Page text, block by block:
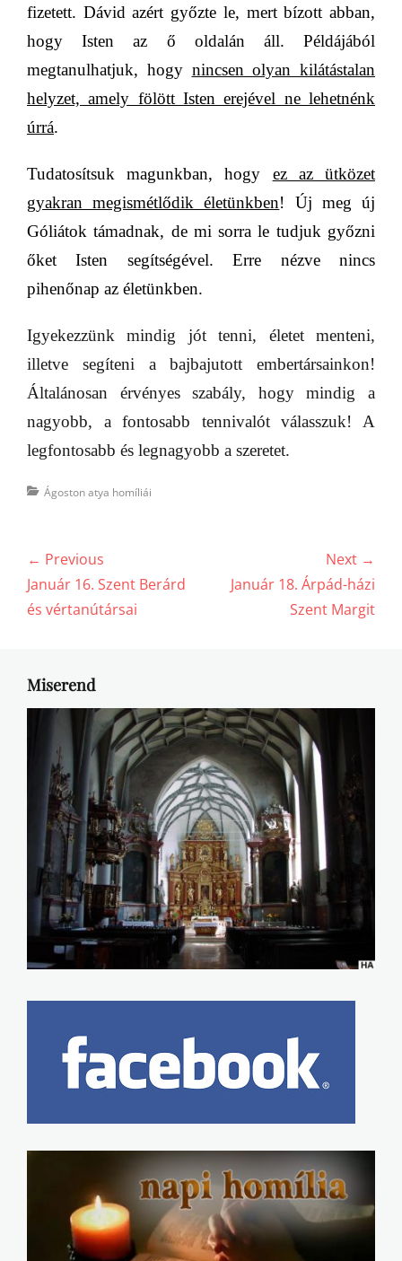
fizetett. Dávid azért győzte le, mert bízott abban,
hogy Isten az ő oldalán áll. Példájából
megtanulhatjuk, hogy nincsen olyan kilátástalan
helyzet, amely fölött Isten erejével ne lehetnénk
úrrá.
Tudatosítsuk magunkban, hogy ez az ütközet
gyakran megismétlődik életünkben! Új meg új
Góliátok támadnak, de mi sorra le tudjuk győzni
őket Isten segítségével. Erre nézve nincs
pihenőnap az életünkben.
Igyekezzünk mindig jót tenni, életet menteni,
illetve segíteni a bajbajutott embertársainkon!
Általánosan érvényes szabály, hogy mindig a
nagyobb, a fontosabb tennivalót válasszuk! A
legfontosabb és legnagyobb a szeretet.
Categories
Ágoston atya homíliái
Bejegyzés
navigáció
← Previous
Previous
post:
Január 16. Szent Berárd
és vértanútársai
Next →
Január 18. Árpád-házi
Szent Margit
Miserend